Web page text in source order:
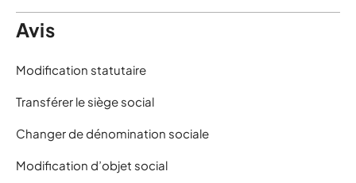
Avis
Modification statutaire
Transférer le siège social
Changer de dénomination sociale
Modification d’objet social